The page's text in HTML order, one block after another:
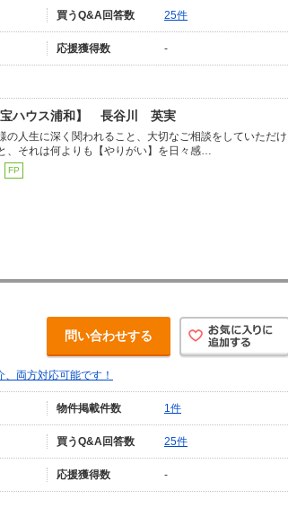
買うQ&A回答数 25件
応援獲得数 -
宝ハウス浦和】 長谷川 英実
の人生に深く関われること、大切なご相談をしていただけ
、それは何よりも【やりがい】を日々感…
FP
問い合わせする
両方対応可能です！
物件掲載件数 1件
買うQ&A回答数 25件
応援獲得数 -